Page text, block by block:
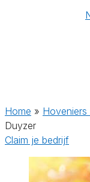
Home » Hoveniers
Duyzer
Claim je bedrijf